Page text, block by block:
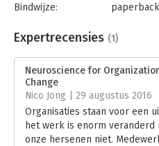
Drawing on examples from big-
and Skills, Orbit Housing Group
Neuroscience for
social connection at work, the
managers play, how best to
to avoid making flawed
communication, involvement
through change. It also sets
tool, SPACES, to enhance
Bindwijze:
paperback
Uitgever:
Kogan Page
Verschijningsdatum:
1-1-2016
Hoofdrubriek:
Expertrecensies (1)
Neuroscience for
Change
Nico Jong | 29 augustus 2016
Organisaties staan voor een
het werk is enorm veranderd
onze hersenen niet.